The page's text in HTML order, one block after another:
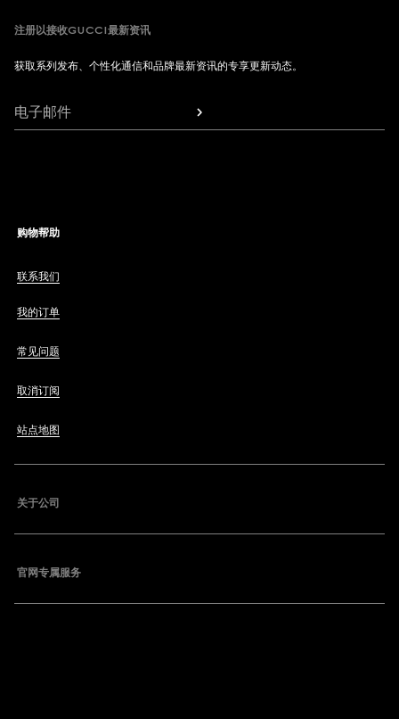
注册以接收GUCCI最新资讯
获取系列发布、个性化通信和品牌最新资讯的专享更新动态。
电子邮件
购物帮助
联系我们
我的订单
常见问题
取消订阅
站点地图
关于公司
官网专属服务